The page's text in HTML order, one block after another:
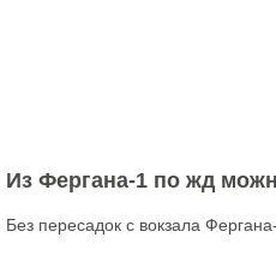
Из Фергана-1 по жд
Без пересадок с вокзала